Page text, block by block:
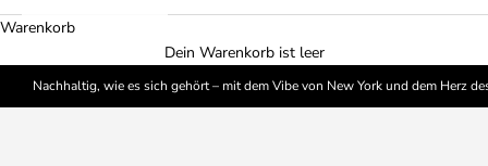
Warenkorb
Dein Warenkorb ist leer
Nachhaltig, wie es sich gehört – mit dem Vibe von New York und dem Herz